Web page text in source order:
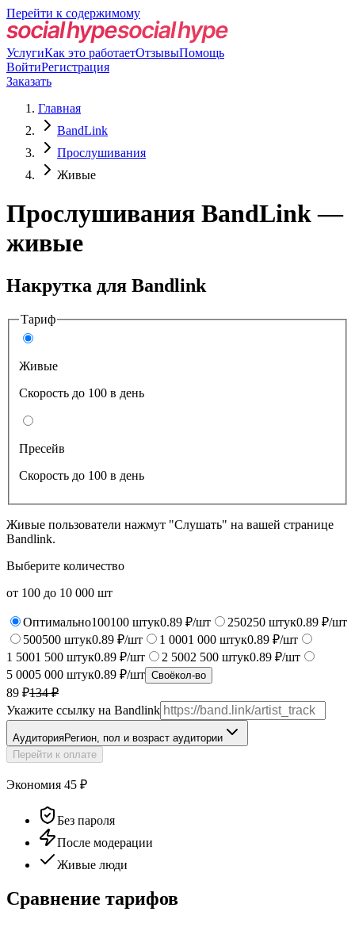
Перейти к содержимому
УслугиКак это работаетОтзывыПомощь
ВойтиРегистрация
Заказать
Главная
BandLink
Прослушивания
Живые
Прослушивания BandLink —
живые
Накрутка для Bandlink
Тариф
Живые
Скорость до 100 в день
Пресейв
Скорость до 100 в день
Живые пользователи нажмут "Слушать" на вашей странице
Bandlink.
Выберите количество
от 100 до 10 000 шт
Оптимально100100 штук0.89 ₽/шт 250250 штук0.89 ₽/шт
500500 штук0.89 ₽/шт 1 0001 000 штук0.89 ₽/шт
1 5001 500 штук0.89 ₽/шт 2 5002 500 штук0.89 ₽/шт
5 0005 000 штук0.89 ₽/шт Своёкол-во
89 ₽134₽
Укажите ссылку на Bandlink
АудиторияРегион, пол и возраст аудитории
Перейти к оплате
Экономия 45 ₽
Без пароля
После модерации
Живые люди
Сравнение тарифов